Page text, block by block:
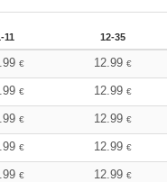
11 12-35
€ 12.99 €
€ 12.99 €
€ 12.99 €
€ 12.99 €
€ 12.99 €